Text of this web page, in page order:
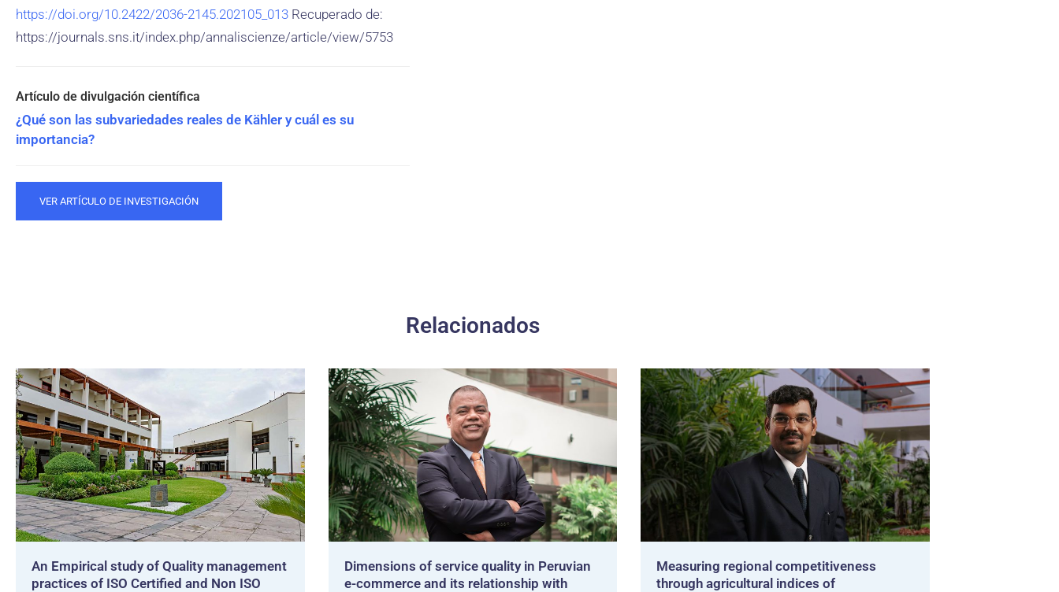
https://doi.org/10.2422/2036-2145.202105_013 Recuperado de:
https://journals.sns.it/index.php/annaliscienze/article/view/5753
¿Qué son las subvariedades reales de Kähler y cuál es su
importancia?
VER ARTÍCULO DE INVESTIGACIÓN
Relacionados
An Empirical study of Quality management
practices of ISO Certified and Non ISO
Dimensions of service quality in Peruvian
e-commerce and its relationship with
Measuring regional competitiveness
through agricultural indices of